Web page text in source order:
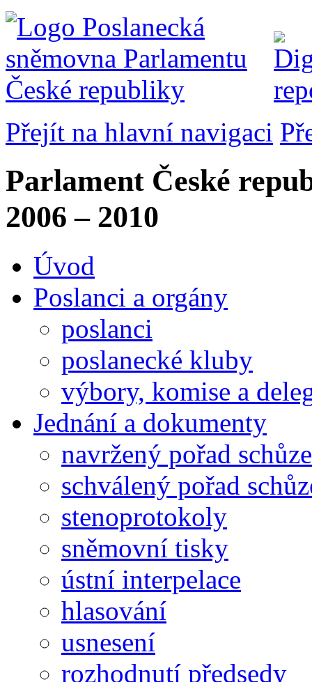
Přejít na hlavní navigaci
Parlament České
2006 – 2010
Úvod
Poslanci a orgány
poslanci
poslanecké kluby
výbory, komise a
Jednání a dokumenty
navržený pořad schůze
schválený pořad
stenoprotokoly
sněmovní tisky
ústní interpelace
hlasování
usnesení
rozhodnutí předsedy